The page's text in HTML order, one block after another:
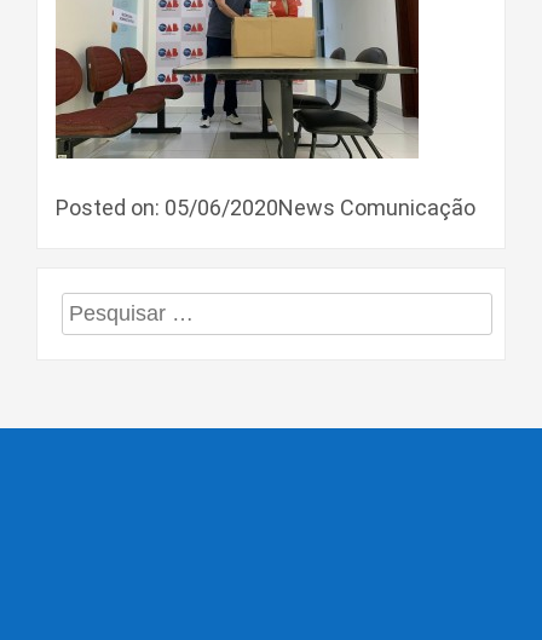
Posted on: 05/06/2020News Comunicação
Pesquisar
por: